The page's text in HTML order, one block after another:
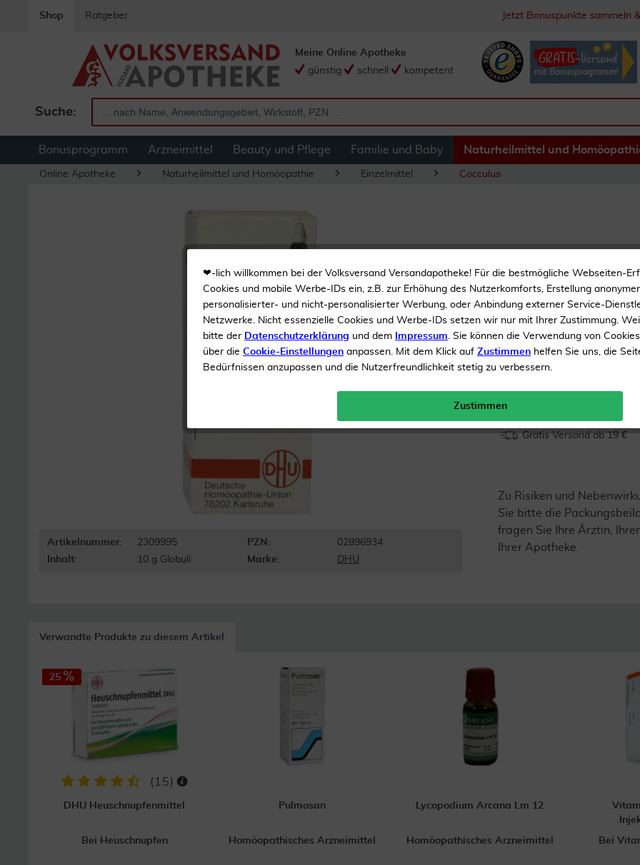
Shop Ratgeber Jetzt Bonuspunkte sammeln
Suche:
Meine Online Apotheke
günstig
schnell kompetent
Bonusprogramm Arzneimittel Beauty und Pflege Familie und Baby Naturheilmittel und
Online Apotheke Naturheilmittel und Homöopathie Einzelmittel Cocculus
Homöopathisch
Praktisch für unterwegs
Artikelnummer: 2309995 PZN:
02896934
Inhalt:
10 g Globuli Marke: DHU
Inhalt10 g Globuli
Menge:
Gratis Versand ab 19 €
Zu Risiken und
Sie bitte die
fragen Sie Ihre Ärztin,
Ihrer Apotheke.
Verwandte Produkte zu diesem Artikel
25
( 15)
DHU Heuschnupfenmittel
Bei Heuschnupfen
Pulmosan
Homöopathisches Arzneimittel
Lycopodium Arcana Lm 12
Homöopathisches Arzneimittel Bei
❤-lich willkommen bei der Volksversand Versandapotheke! Für die bestmögliche Webseiten-
Cookies und mobile Werbe-IDs ein, z.B. zur Erhöhung des Nutzerkomforts, Erstellung
personalisierter- und nicht-personalisierter Werbung, oder Anbindung externer Service-
Netzwerke. Nicht essenzielle Cookies und Werbe-IDs setzen wir nur mit Ihrer Zustimmung.
bitte der Datenschutzerklärung und dem Impressum. Sie können die Verwendung von
über die Cookie-Einstellungen anpassen. Mit dem Klick auf Zustimmen helfen Sie uns, die
Bedürfnissen anzupassen und die Nutzerfreundlichkeit stetig zu verbessern.
Zustimmen